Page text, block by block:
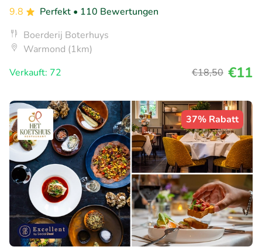
9.8 Perfekt • 110 Bewertungen
Boerderij Boterhuys
Warmond (1km)
Verkauft: 72
€18,50 €11
37% Rabatt